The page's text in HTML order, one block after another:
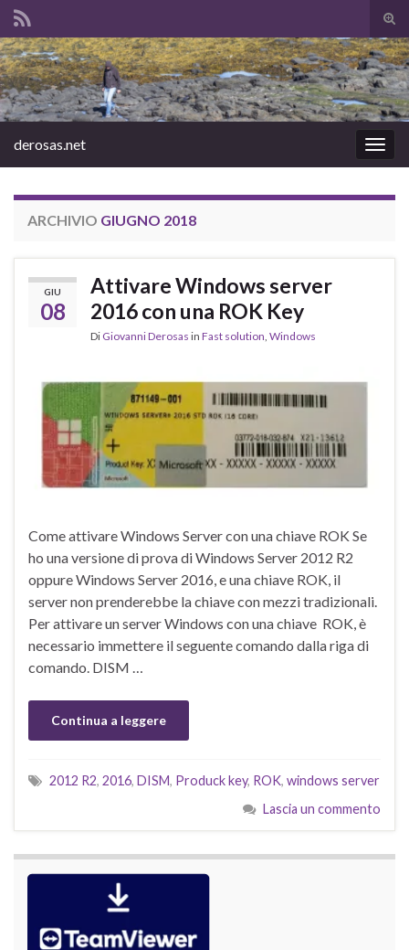
il
di
Search for:
la
derosas.net
ARCHIVIO GIUGNO 2018
GIU
08
Attivare Windows server
2016 con una ROK Key
Di Giovanni Derosas in Fast solution, Windows
Come attivare Windows Server con una chiave ROK Se
ho una versione di prova di Windows Server 2012 R2
oppure Windows Server 2016, e una chiave ROK, il
server non prenderebbe la chiave con mezzi tradizionali.
Per attivare un server Windows con una chiave ROK, è
necessario immettere il seguente comando dalla riga di
comando. DISM …
Continua a leggere
2012 R2, 2016, DISM, Produck key, ROK, windows server
Lascia un commento